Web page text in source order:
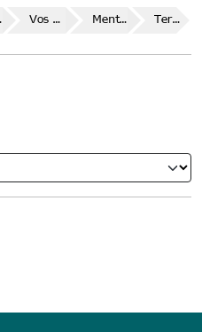
Vos données Mentions légales et consentements Terminé